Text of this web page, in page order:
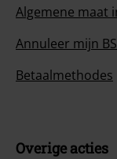
Algemene maat
Annuleer mijn
Betaalmethodes
Overige acties